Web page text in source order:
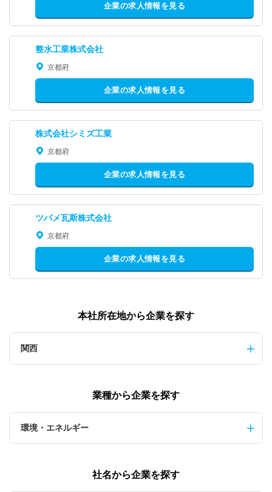
企業の求人情報を見る
整水工業株式会社
京都府
企業の求人情報を見る
株式会社シミズ工業
京都府
企業の求人情報を見る
ツバメ瓦斯株式会社
京都府
企業の求人情報を見る
本社所在地から企業を探す
関西
業種から企業を探す
環境・エネルギー
社名から企業を探す